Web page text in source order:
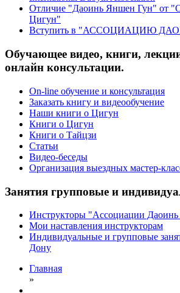
Отличие "Даоинь Яншен Гун" от
Цигун"
Вступить в "АССОЦИАЦИЮ
Обучающее видео, книги,
онлайн консультации.
On-line обучение и консультация
Заказать книгу и видеообучение
Наши книги о Цигун
Книги о Цигун
Книги о Тайцзи
Статьи
Видео-беседы
Организация выездных мастер-
Занятия групповые и
Инструкторы "Ассоциации Даоинь
Мои наставления инструкторам
Индивидуальные и групповые
Дону
Главная
»